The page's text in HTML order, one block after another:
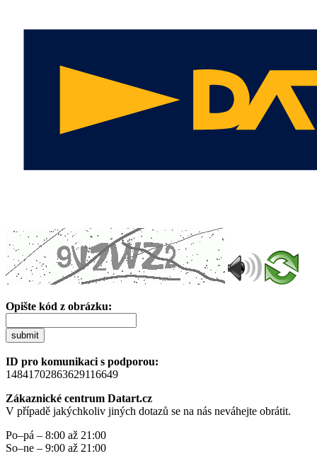
Opište kód z obrázku:
submit
ID pro komunikaci s podporou:
14841702863629116649
Zákaznické centrum Datart.cz
V případě jakýchkoliv jiných dotazů se na nás neváhejte obrátit.
Po–pá – 8:00 až 21:00
So–ne – 9:00 až 21:00